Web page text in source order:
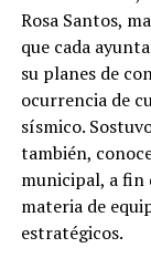
Rosa Santos,
que cada
su planes de
ocurrencia de
sísmico.
también,
municipal, a fin
materia de
estratégicos.